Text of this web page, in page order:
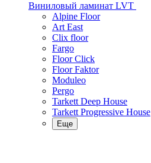
Виниловый ламинат LVT
Alpine Floor
Art East
Clix floor
Fargo
Floor Click
Floor Faktor
Moduleo
Pergo
Tarkett Deep House
Tarkett Progressive House
Еще